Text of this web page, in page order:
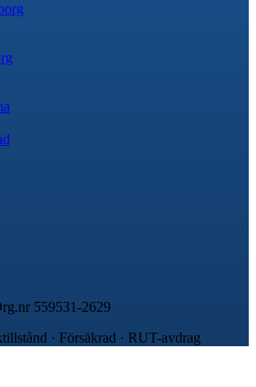
559531-2629
· Försäkrad · RUT-avdrag